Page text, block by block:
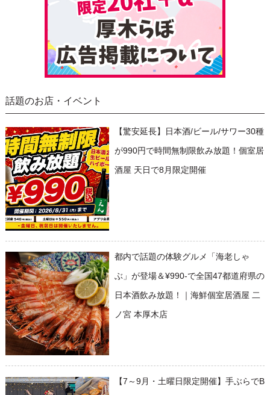
話題のお店・イベント
【驚安延長】日本酒/ビール/サワー30種
が990円で時間無制限飲み放題！個室居
酒屋 天日で8月限定開催
都内で話題の体験グルメ「海老しゃ
ぶ」が登場＆¥990-で全国47都道府県の
日本酒飲み放題！｜海鮮個室居酒屋 二
ノ宮 本厚木店
【7～9月・土曜日限定開催】手ぶらでB